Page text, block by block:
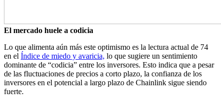
El mercado huele a codicia
Lo que alimenta aún más este optimismo es la lectura actual de 74
en el Índice de miedo y avaricia, lo que sugiere un sentimiento
dominante de “codicia” entre los inversores. Esto indica que a pesar
de las fluctuaciones de precios a corto plazo, la confianza de los
inversores en el potencial a largo plazo de Chainlink sigue siendo
fuerte.